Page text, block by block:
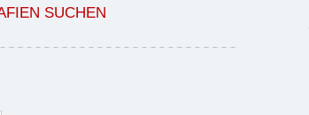
SUCHEN